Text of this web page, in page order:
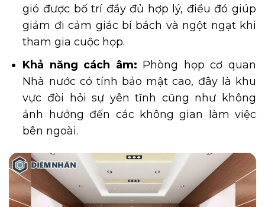
gió được bố trí đầy đủ hợp lý, điều đó giúp
giảm đi cảm giác bí bách và ngột ngạt khi
tham gia cuộc họp.
Khả năng cách âm: Phòng họp cơ quan
Nhà nước có tính bảo mật cao, đây là khu
vực đòi hỏi sự yên tĩnh cũng như không
ảnh hưởng đến các không gian làm việc
bên ngoài.